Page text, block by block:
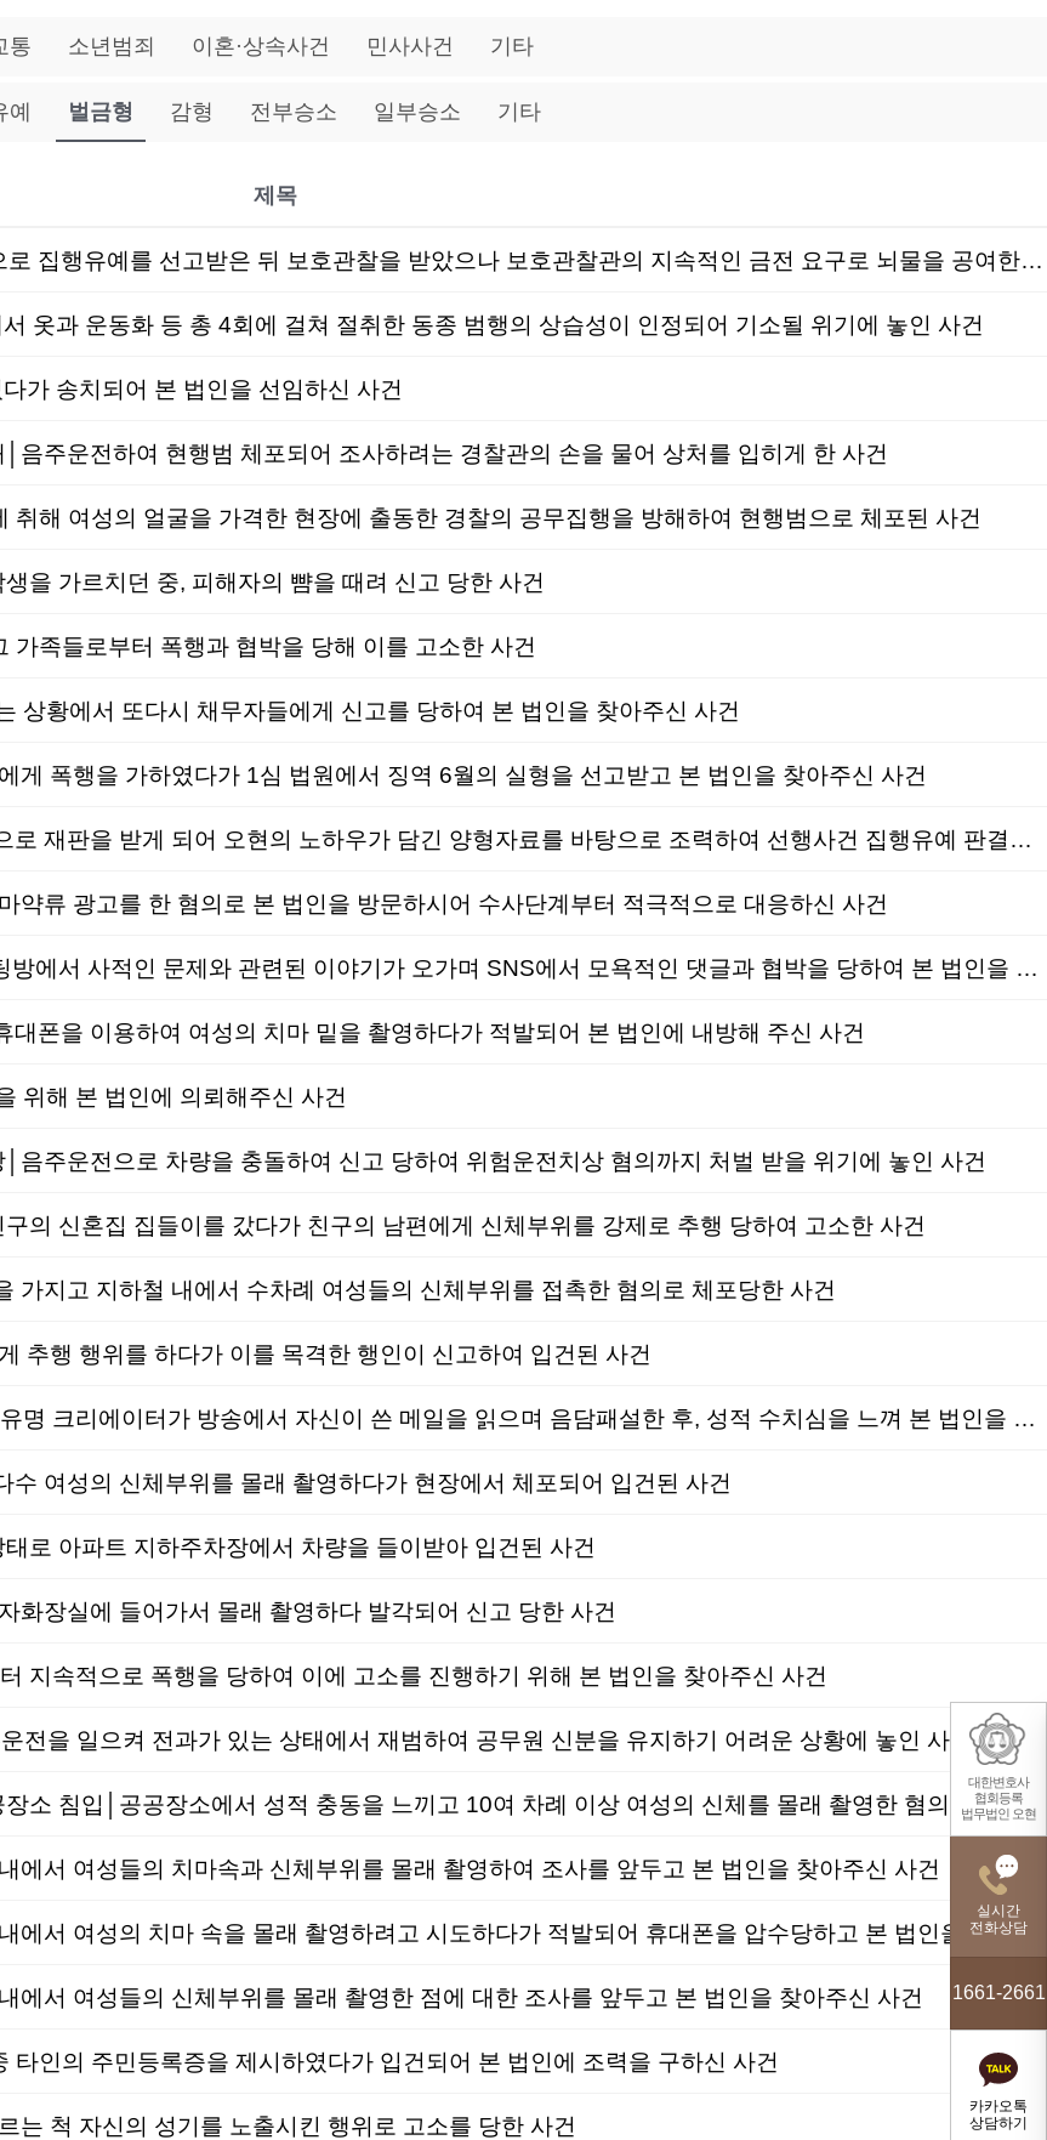
통 소년범죄 이혼·상속사건 민사사건 기타
예 벌금형 감형 전부승소 일부승소 기타
제목
경제범죄│벌금형│뇌물공여│마약류관리법위반으로 집행유예를 선고받은 뒤 보호관찰을 받았으나 보호관찰관의 지속적인 금전 요구로 뇌물을 공여한 사실을 자수하여 수사가 개시된 사건
옷과 운동화 등 총 4회에 걸쳐 절취한 동종 범행의 상습성이 인정되어 기소될 위기에 놓인 사건
가 송치되어 본 법인을 선임하신 사건
주운전하여 현행범 체포되어 조사하려는 경찰관의 손을 물어 상처를 입히게 한 사건
해 여성의 얼굴을 가격한 현장에 출동한 경찰의 공무집행을 방해하여 현행범으로 체포된 사건
을 가르치던 중, 피해자의 뺨을 때려 신고 당한 사건
족들로부터 폭행과 협박을 당해 이를 고소한 사건
상황에서 또다시 채무자들에게 신고를 당하여 본 법인을 찾아주신 사건
폭행을 가하였다가 1심 법원에서 징역 6월의 실형을 선고받고 본 법인을 찾아주신 사건
교통│벌금형│도로교통법위반│무면허 음주운전으로 재판을 받게 되어 오현의 노하우가 담긴 양형자료를 바탕으로 조력하여 선행사건 집행유예 판결의 실효를 면할 수 있게 된 사건
류 광고를 한 혐의로 본 법인을 방문하시어 수사단계부터 적극적으로 대응하신 사건
형사│벌금형│협박│피해자변호│지인과 단체 채팅방에서 사적인 문제와 관련된 이야기가 오가며 SNS에서 모욕적인 댓글과 협박을 당하여 본 법인을 선임하신 사건
폰을 이용하여 여성의 치마 밑을 촬영하다가 적발되어 본 법인에 내방해 주신 사건
위해 본 법인에 의뢰해주신 사건
주운전으로 차량을 충돌하여 신고 당하여 위험운전치상 혐의까지 처벌 받을 위기에 놓인 사건
의 신혼집 집들이를 갔다가 친구의 남편에게 신체부위를 강제로 추행 당하여 고소한 사건
지고 지하철 내에서 수차례 여성들의 신체부위를 접촉한 혐의로 체포당한 사건
추행 행위를 하다가 이를 목격한 행인이 신고하여 입건된 사건
성범죄│벌금형│통신매체이용음란│피해자변호│유명 크리에이터가 방송에서 자신이 쓴 메일을 읽으며 음담패설한 후, 성적 수치심을 느껴 본 법인을 찾아주신 사건
여성의 신체부위를 몰래 촬영하다가 현장에서 체포되어 입건된 사건
로 아파트 지하주차장에서 차량을 들이받아 입건된 사건
장실에 들어가서 몰래 촬영하다 발각되어 신고 당한 사건
지속적으로 폭행을 당하여 이에 고소를 진행하기 위해 본 법인을 찾아주신 사건
전을 일으켜 전과가 있는 상태에서 재범하여 공무원 신분을 유지하기 어려운 상황에 놓인 사건
성범죄│벌금형│카메라등이용촬영, 성적목적공공장소 침입│공공장소에서 성적 충동을 느끼고 10여 차례 이상 여성의 신체를 몰래 촬영한 혐의로 조사를 받게 된 사건
서 여성들의 치마속과 신체부위를 몰래 촬영하여 조사를 앞두고 본 법인을 찾아주신 사건
성범죄│벌금형│카메라등이용촬영│지하철 역사 내에서 여성의 치마 속을 몰래 촬영하려고 시도하다가 적발되어 휴대폰을 압수당하고 본 법인을 찾으신 사건
서 여성들의 신체부위를 몰래 촬영한 점에 대한 조사를 앞두고 본 법인을 찾아주신 사건
인의 주민등록증을 제시하였다가 입건되어 본 법인에 조력을 구하신 사건
척 자신의 성기를 노출시킨 행위로 고소를 당한 사건
대한변호사
협회등록
법무법인 오현
실시간
전화상담
1661-2661
카카오톡
상담하기